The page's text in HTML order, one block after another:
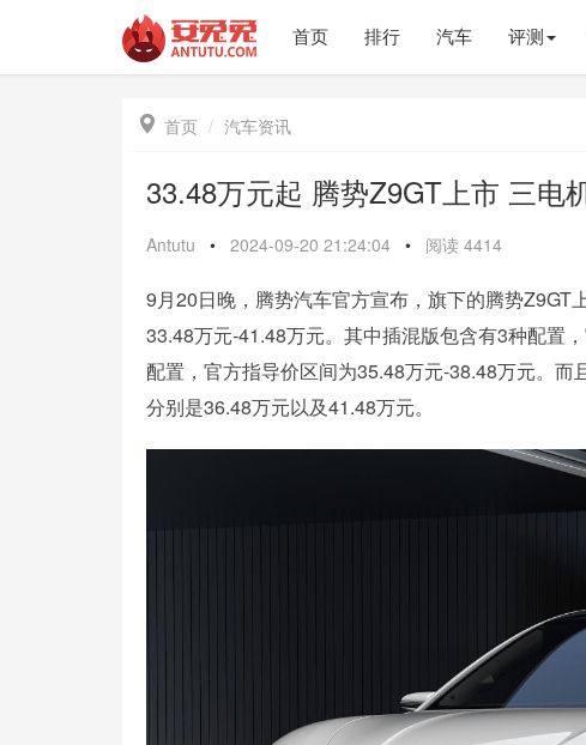
首页 排行 汽车 评测
 首页 汽车资讯
33.48万元起 腾势Z9GT上市 三电
Antutu • 2024-09-20 21:24:04 • 阅读 4414
9月20日晚，腾势汽车官方宣布，旗下的腾势
33.48万元-41.48万元。其中插混版包含有3种配置
配置，官方指导价区间为35.48万元-38.48万元。
分别是36.48万元以及41.48万元。